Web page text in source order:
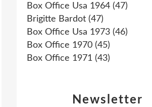
Newsletter
Box Office Usa 1964 (47)
Brigitte Bardot (47)
Box Office Usa 1973 (46)
Box Office 1970 (45)
Box Office 1971 (43)